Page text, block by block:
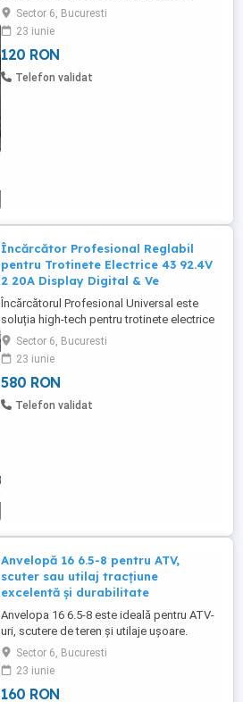
electrice Zero 8 si Zero 9. Fabricata din
cauciuc durabil de inalta calitate, cu
diametru interior de 134 mm, ofera
aderenta excelenta si rezistenta la uzura
pe teren accidentat. Ideal pentru drumuri
Sector 6, Bucuresti
23 iunie
120 RON
Telefon validat
Încărcător Profesional Reglabil
pentru Trotinete Electrice 43 92.4V
2 20A Display Digital & Ve
Încărcătorul Profesional Universal este
soluția high-tech pentru trotinete electrice
de mare performanță, biciclete electrice,
ATV-uri electrice și sisteme Li-ion sau
LiFePO4. Dispune de reglaj precis al
tensiunii între 43V și 92.4V, ajustare a
curentului între 2A și 20A, display digital
Sector 6, Bucuresti
23 iunie
580 RON
Telefon validat
Anvelopă 16 6.5-8 pentru ATV,
scuter sau utilaj tracțiune
excelentă și durabilitate
Anvelopa 16 6.5-8 este ideală pentru ATV-
uri, scutere de teren și utilaje ușoare.
Fabricată din cauciuc rezistent la uzură,
oferă aderență superioară pe orice tip de
sol noroi, iarbă sau pietriș. Asigură o
rulare stabilă și confortabilă, fiind perfectă
Sector 6, Bucuresti
23 iunie
160 RON